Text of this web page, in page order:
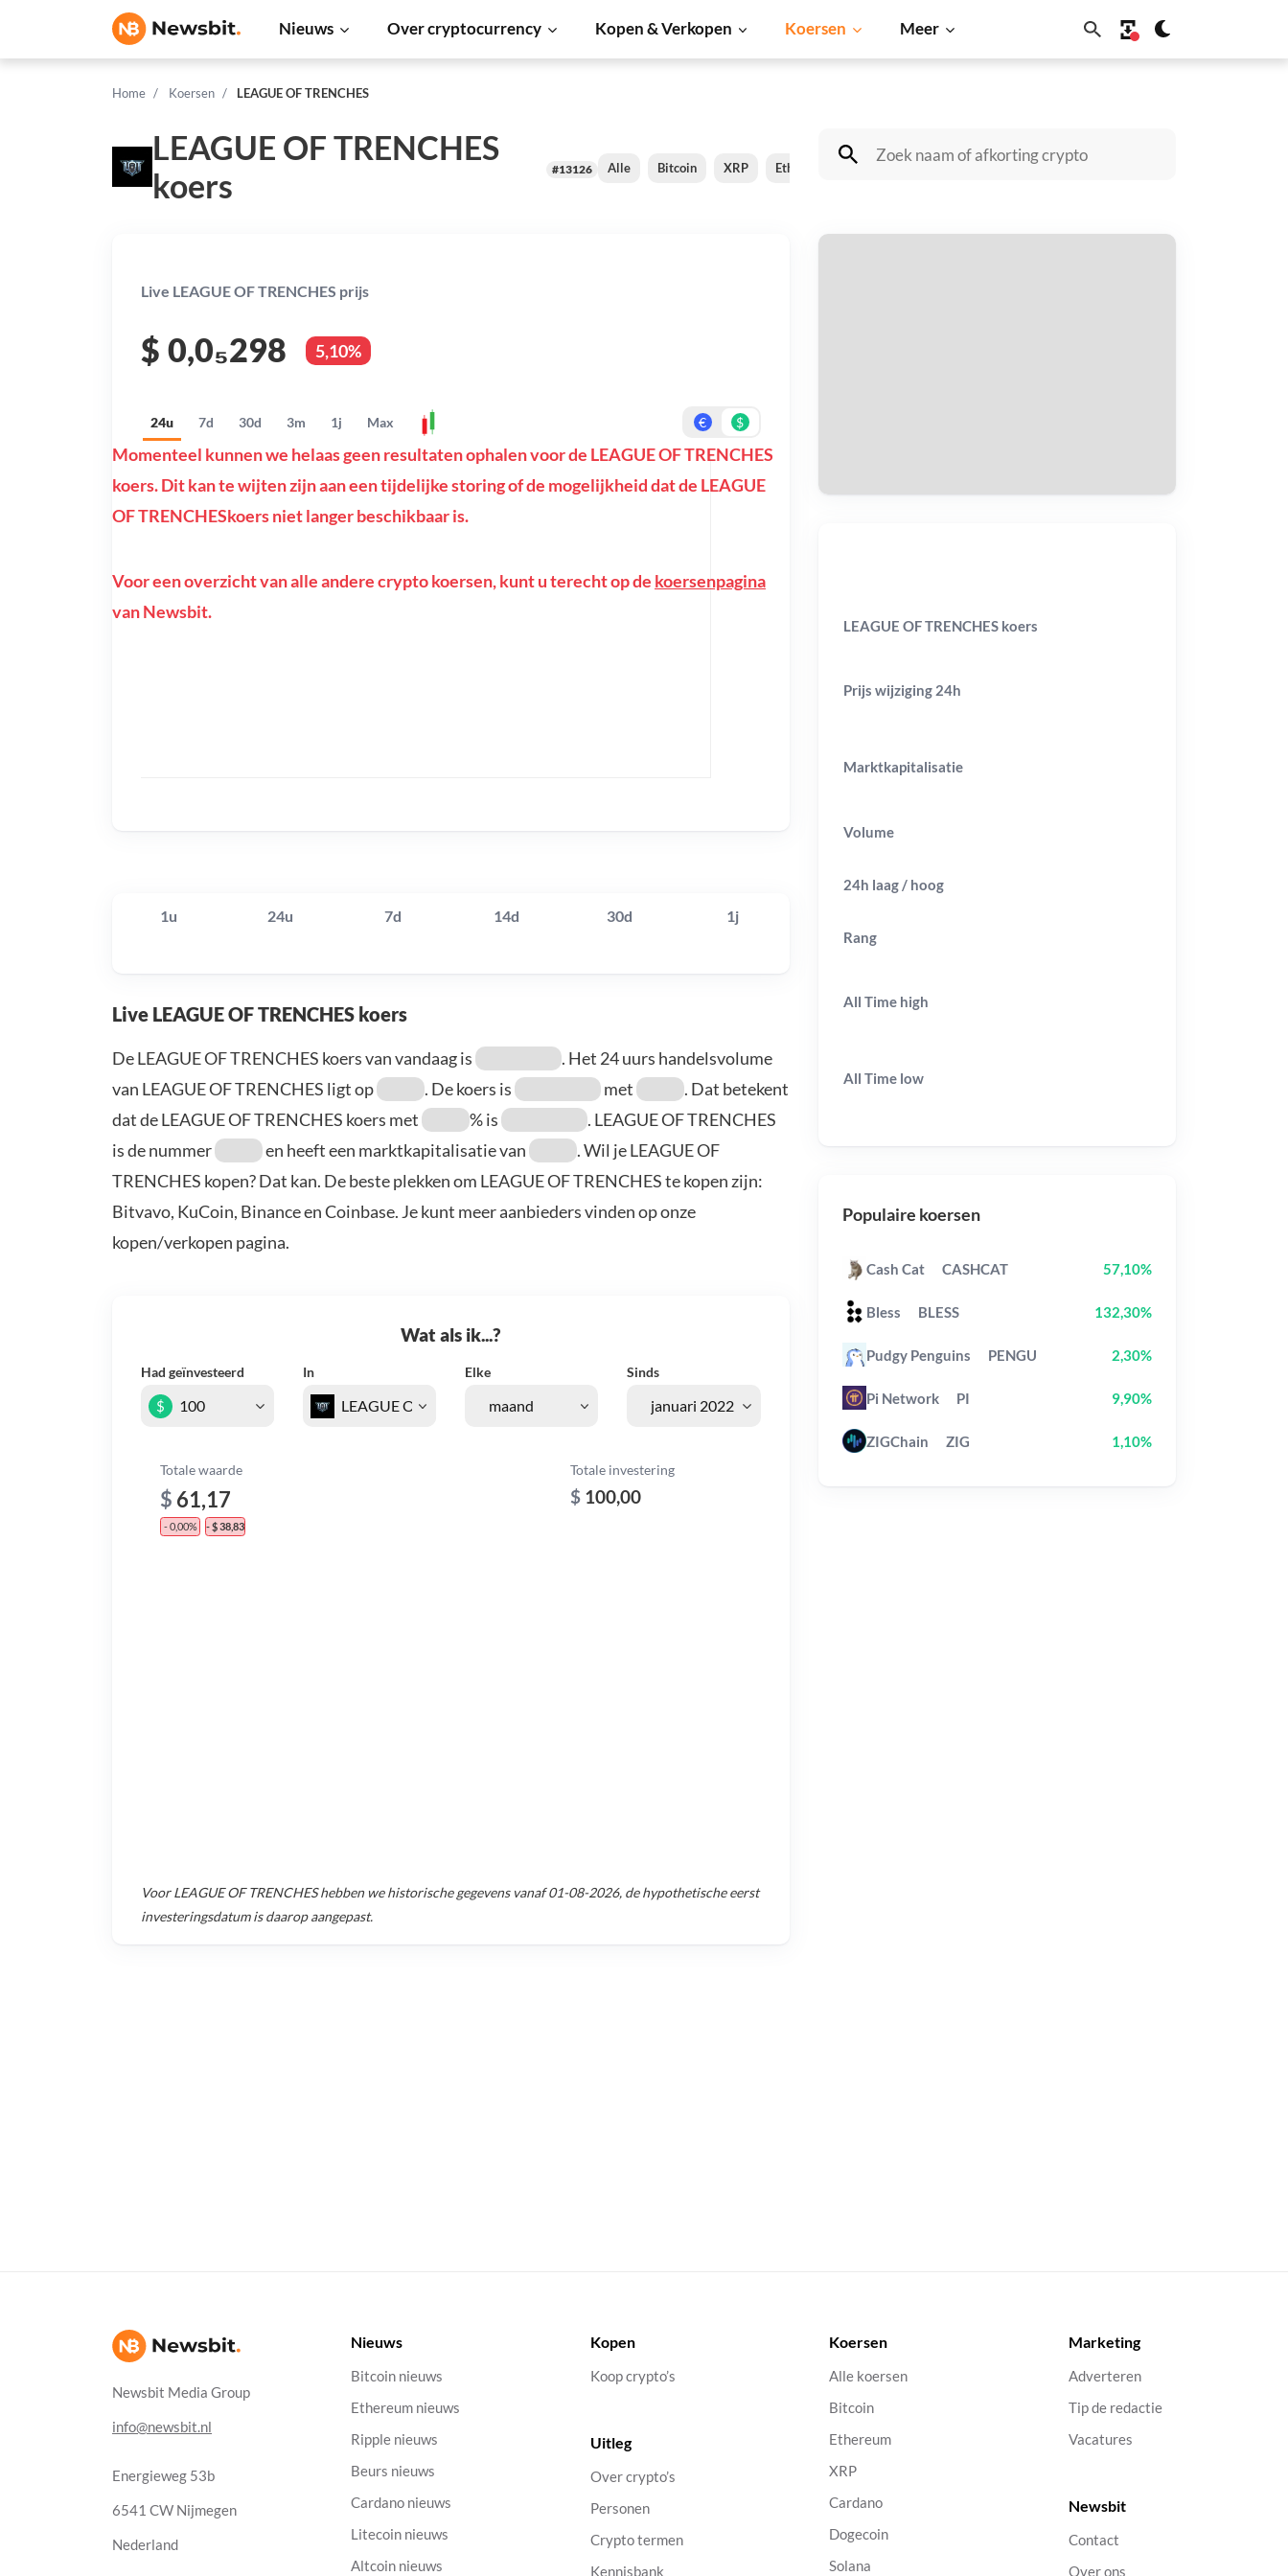
Nieuws Over cryptocurrency Kopen & Verkopen Koersen Meer
Home Koersen LEAGUE OF TRENCHES
LEAGUE OF TRENCHES
koers
#13126 Alle Bitcoin XRP Ethereum Cardano Dogecoin
Live LEAGUE OF TRENCHES prijs
$ 0,0₅298 5,10%
24u 7d 30d 3m 1j Max € $
Momenteel kunnen we helaas geen resultaten ophalen voor de LEAGUE OF TRENCHES
koers. Dit kan te wijten zijn aan een tijdelijke storing of de mogelijkheid dat de LEAGUE
OF TRENCHESkoers niet langer beschikbaar is.
Voor een overzicht van alle andere crypto koersen, kunt u terecht op de koersenpagina
van Newsbit.
1u 24u 7d 14d 30d 1j
Live LEAGUE OF TRENCHES koers
De LEAGUE OF TRENCHES koers van vandaag is
. Het 24 uurs handelsvolume
van LEAGUE OF TRENCHES ligt op
. De koers is met
. Dat betekent
dat de LEAGUE OF TRENCHES koers met
% is
. LEAGUE OF TRENCHES
is de nummer
en heeft een marktkapitalisatie van
. Wil je LEAGUE OF
TRENCHES kopen? Dat kan. De beste plekken om LEAGUE OF TRENCHES te kopen zijn:
Bitvavo, KuCoin, Binance en Coinbase. Je kunt meer aanbieders vinden op onze
kopen/verkopen pagina.
Wat als ik...?
Had geïnvesteerd In Elke Sinds
$
Totale waarde
$ 61,17
- 0,00% - $ 38,83
Totale investering
$ 100,00
VoorLEAGUE OF TRENCHEShebben we historische gegevens vanaf01-08-2026, de hypothetische eerst
investeringsdatum is daarop aangepast.
LEAGUE OF TRENCHES koers
Prijs wijziging 24h
Marktkapitalisatie
Volume
24h laag / hoog
Rang
All Time high
All Time low
Populaire koersen
Cash Cat CASHCAT 57,10%
Bless BLESS 132,30%
Pudgy Penguins PENGU 2,30%
Pi Network PI 9,90%
ZIGChain ZIG 1,10%
Newsbit Media Group
info@newsbit.nl
Energieweg 53b
6541 CW Nijmegen
Nederland
Nieuws
Bitcoin nieuws
Ethereum nieuws
Ripple nieuws
Beurs nieuws
Cardano nieuws
Litecoin nieuws
Altcoin nieuws
Kopen
Koop crypto’s
Uitleg
Over crypto’s
Personen
Crypto termen
Kennisbank
Koersen
Alle koersen
Bitcoin
Ethereum
XRP
Cardano
Dogecoin
Solana
Marketing
Adverteren
Tip de redactie
Vacatures
Newsbit
Contact
Over ons